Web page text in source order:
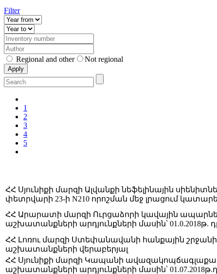
Filter
Regional and other Not regional
1
2
3
4
5
ՀՀ Սյունիքի մարզի Ալվանքի նեֆելինային
փետրվարի 23-ի N210 որոշման մեջ լրացում
ՀՀ Արարատի մարզի Ուրցաձորի կավային
աշխատանքների արդյունքների մասին՝
ՀՀ Լոռու մարզի Ստեփանավանի հանքային շրջանի
աշխատանքների վերաբերյալ
ՀՀ Սյունիքի մարզի Կապանի
աշխատանքների արդյունքների մասին՝